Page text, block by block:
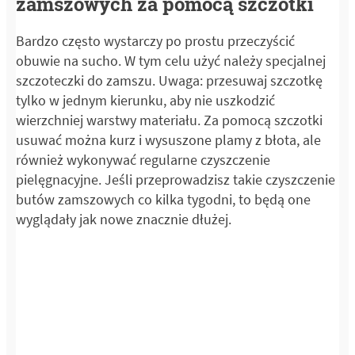
Bardzo często wystarczy po prostu przeczyścić
obuwie na sucho. W tym celu użyć należy specjalnej
szczoteczki do zamszu. Uwaga: przesuwaj szczotkę
tylko w jednym kierunku, aby nie uszkodzić
wierzchniej warstwy materiału. Za pomocą szczotki
usuwać można kurz i wysuszone plamy z błota, ale
również wykonywać regularne czyszczenie
pielęgnacyjne. Jeśli przeprowadzisz takie czyszczenie
butów zamszowych co kilka tygodni, to będą one
wyglądały jak nowe znacznie dłużej.